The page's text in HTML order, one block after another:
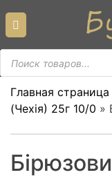
content
Пошук
товарів
Главная страница
(Чехiя) 25г 10/0 »